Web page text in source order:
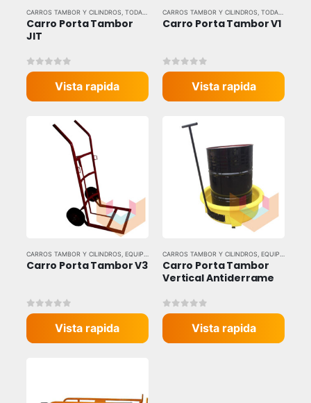
CARROS TAMBOR Y CILINDROS TODAS LAS MARCAS
Carro Porta Tambor
JIT
0out of 5
Vista rapida
CARROS TAMBOR Y CILINDROS TODAS LAS MARCAS
Carro Porta Tambor V1
0out of 5
Vista rapida
CARROS TAMBOR Y CILINDROS EQUIPOS DE CARGA Y LEVANTE
Carro Porta Tambor V3
0out of 5
Vista rapida
CARROS TAMBOR Y CILINDROS EQUIPOS DE CARGA Y LEVANTE
Carro Porta Tambor
Vertical Antiderrame
0out of 5
Vista rapida